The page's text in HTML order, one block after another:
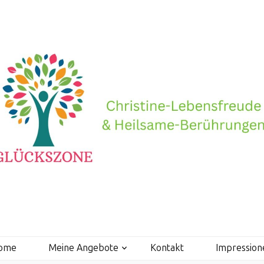
Meine Angebote Kontakt